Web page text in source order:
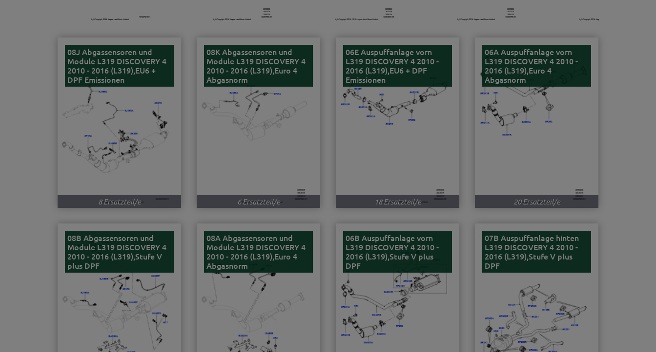
08J Abgassensoren und
Module L319 DISCOVERY 4
2010 - 2016 (L319),EU6 +
DPF Emissionen
8 Ersatzteil/e
08K Abgassensoren und
Module L319 DISCOVERY 4
2010 - 2016 (L319),Euro 4
Abgasnorm
6 Ersatzteil/e
06E Auspuffanlage vorn
L319 DISCOVERY 4 2010 -
2016 (L319),EU6 + DPF
Emissionen
18 Ersatzteil/e
06A Auspuffanlage vorn
L319 DISCOVERY 4 2010 -
2016 (L319),Euro 4
Abgasnorm
20 Ersatzteil/e
08B Abgassensoren und
Module L319 DISCOVERY 4
2010 - 2016 (L319),Stufe V
plus DPF
08A Abgassensoren und
Module L319 DISCOVERY 4
2010 - 2016 (L319),Euro 4
Abgasnorm
06B Auspuffanlage vorn
L319 DISCOVERY 4 2010 -
2016 (L319),Stufe V plus
DPF
07B Auspuffanlage hinten
L319 DISCOVERY 4 2010 -
2016 (L319),Stufe V plus
DPF